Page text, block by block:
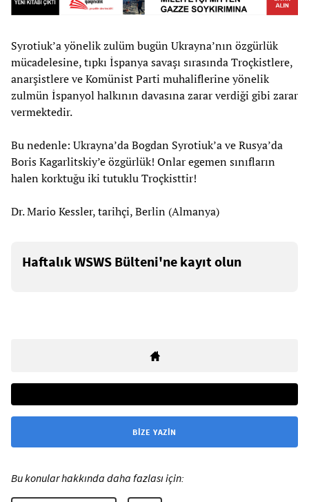
Syrotiuk’a yönelik zulüm bugün Ukrayna’nın özgürlük
mücadelesine, tıpkı İspanya savaşı sırasında Troçkistlere,
anarşistlere ve Komünist Parti muhaliflerine yönelik
zulmün İspanyol halkının davasına zarar verdiği gibi zarar
vermektedir.
Bu nedenle: Ukrayna’da Bogdan Syrotiuk’a ve Rusya’da
Boris Kagarlitskiy’e özgürlük! Onlar egemen sınıfların
halen korktuğu iki tutuklu Troçkisttir!
Dr. Mario Kessler, tarihçi, Berlin (Almanya)
Haftalık WSWS Bülteni'ne kayıt olun
BIZE YAZIN
Bu konular hakkında daha fazlası için: